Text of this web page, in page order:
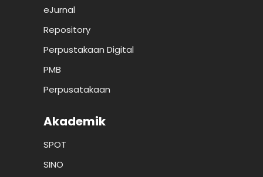
eJurnal
Repository
Perpustakaan Digital
PMB
Perpusatakaan
Akademik
SPOT
SINO